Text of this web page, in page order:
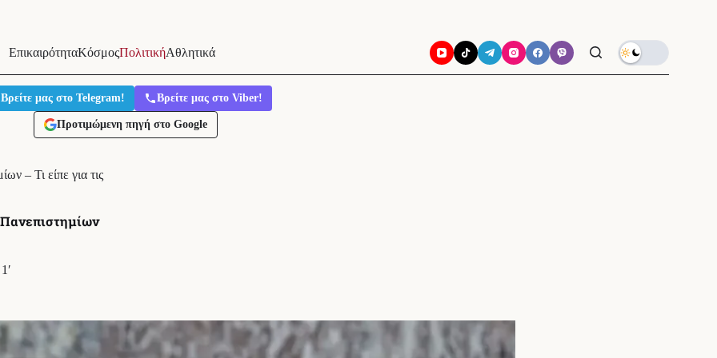
ΕπικαιρότηταΚόσμοςΠολιτικήΑθλητικά
Βρείτε μας στο Telegram! Βρείτε μας στο Viber!
Προτιμώμενη πηγή στο Google
– Τι είπε για τις
1′